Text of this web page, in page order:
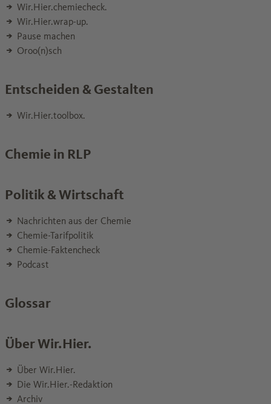
Wir.Hier.chemiecheck.
Wir.Hier.wrap-up.
Pause machen
Oroo(n)sch
Entscheiden & Gestalten
Wir.Hier.toolbox.
Chemie in RLP
Politik & Wirtschaft
Nachrichten aus der Chemie
Chemie-Tarifpolitik
Chemie-Faktencheck
Podcast
Glossar
Über Wir.Hier.
Über Wir.Hier.
Die Wir.Hier.-Redaktion
Archiv